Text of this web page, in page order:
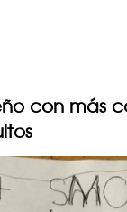
con más